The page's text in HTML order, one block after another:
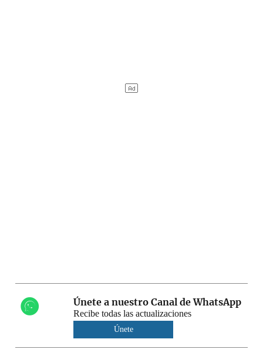
Únete a nuestro Canal de WhatsApp
Recibe todas las actualizaciones
Únete